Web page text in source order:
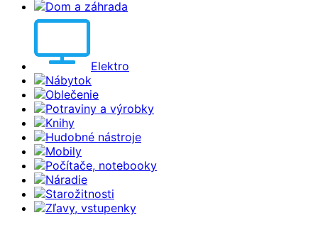
Dom a záhrada
Elektro
Nábytok
Oblečenie
Potraviny a výrobky
Knihy
Hudobné nástroje
Mobily
Počítače, notebooky
Náradie
Starožitnosti
Zľavy, vstupenky